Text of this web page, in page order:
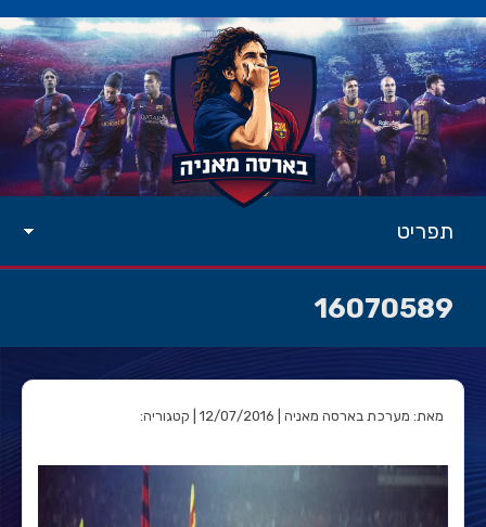
תפריט
16070589
מאת: מערכת בארסה מאניה | 12/07/2016 | קטגוריה: